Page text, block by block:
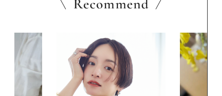
Recommend